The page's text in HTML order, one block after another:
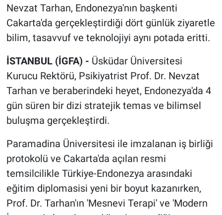
Nevzat Tarhan, Endonezya'nın başkenti
Cakarta'da gerçekleştirdiği dört günlük ziyaretle
bilim, tasavvuf ve teknolojiyi aynı potada eritti.
İSTANBUL (İGFA) - Üsküdar Üniversitesi
Kurucu Rektörü, Psikiyatrist Prof. Dr. Nevzat
Tarhan ve beraberindeki heyet, Endonezya'da 4
gün süren bir dizi stratejik temas ve bilimsel
buluşma gerçekleştirdi.
Paramadina Üniversitesi ile imzalanan iş birliği
protokolü ve Cakarta'da açılan resmi
temsilcilikle Türkiye-Endonezya arasındaki
eğitim diplomasisi yeni bir boyut kazanırken,
Prof. Dr. Tarhan'ın 'Mesnevi Terapi' ve 'Modern